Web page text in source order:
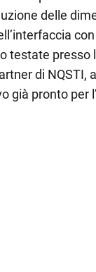
delle
testate presso
di NQSTI,
già pronto